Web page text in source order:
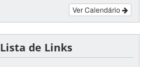
Ver Calendário
Lista de Links